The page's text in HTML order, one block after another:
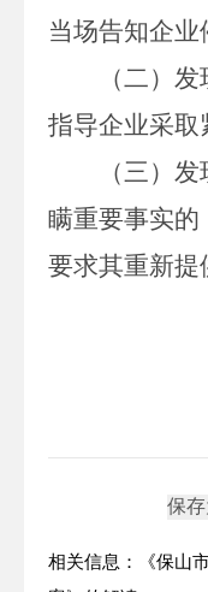
当场告知企业
（二） 发
指导企业采取
（三） 发
瞒重要事实的
要求其重新提
相关信息：《保山